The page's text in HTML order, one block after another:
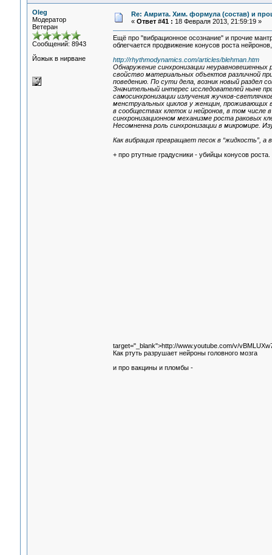
Oleg
Модератор
Ветеран
Сообщений: 8943
Йожык в нирване
Re: Амрита. Хим. формула (состав) и
« Ответ #41 : 18 Февраля 2013, 21:59:19 »
Ещё про "вибрационное осознание" и прочие
облегчается продвижение конусов роста
http://rhythmodynamics.com/articles/blehman.htm
Обнаружение синхронизации неуравновешенных
свойство материальных объектов различной
поведению. По сути дела, возник новый раздел
Значительный интерес исследователей ныне
самосинхронизации излучения жучков-
менструальных циклов у женщин, проживающих
в сообществах клеток и нейронов, в том числе
синхронизационном механизме роста раковых
Несомненна роль синхронизации в микромире.
Как вибрация превращает песок в “жидкость”, а
+ про ртутные градусники - убийцы конусов
target="_blank">http://www.youtube.com/v/
Как ртуть разрушает нейроны головного мозга
и про вакцины и пломбы -